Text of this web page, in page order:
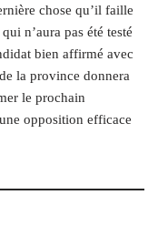
chose qu’il faille
n’aura pas été testé
bien affirmé avec
la province donnera
le prochain
opposition efficace